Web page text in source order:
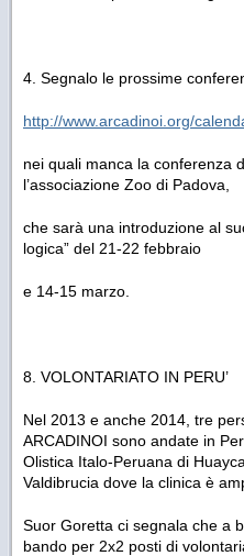
4. Segnalo le prossime
http://www.arcadinoi.org/
nei quali manca la conferenza
l’associazione Zoo di Padova,
che sarà una introduzione al
logica” del 21-22 febbraio
e 14-15 marzo.
8. VOLONTARIATO IN PERU’
Nel 2013 e anche 2014, tre
ARCADINOI sono andate in
Olistica Italo-Peruana di
Valdibrucia dove la clinica è
Suor Goretta ci segnala che a
bando per 2x2 posti di